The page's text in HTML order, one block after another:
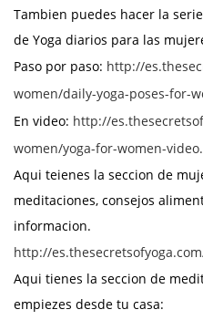
Tambien puedes hacer la
de Yoga diarios para las
Paso por paso: http://
women/daily-yoga-poses-for-
En video: http://
women/yoga-for-women-
Aqui teienes la seccion de
meditaciones, consejos
informacion.
http://
Aqui tienes la seccion de
empiezes desde tu casa: